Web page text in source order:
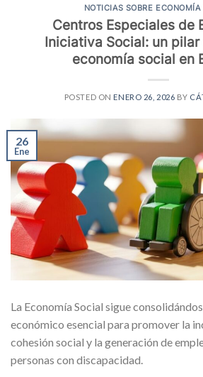
NOTICIAS SOBRE ECONOMÍA
Centros Especiales de
Iniciativa Social: un
economía social en
POSTED ON ENERO 26, 2026 BY
26
Ene
La Economía Social sigue
económico esencial para promover la
cohesión social y la generación de
personas con discapacidad.